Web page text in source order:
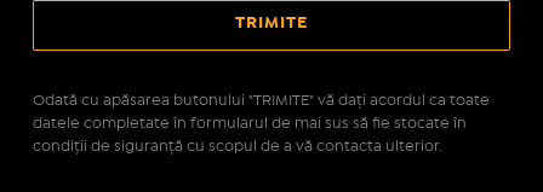
Odată cu apăsarea butonului "TRIMITE" vă daţi acordul ca toate
datele completate în formularul de mai sus să fie stocate în
condiţii de siguranţă cu scopul de a vă contacta ulterior.